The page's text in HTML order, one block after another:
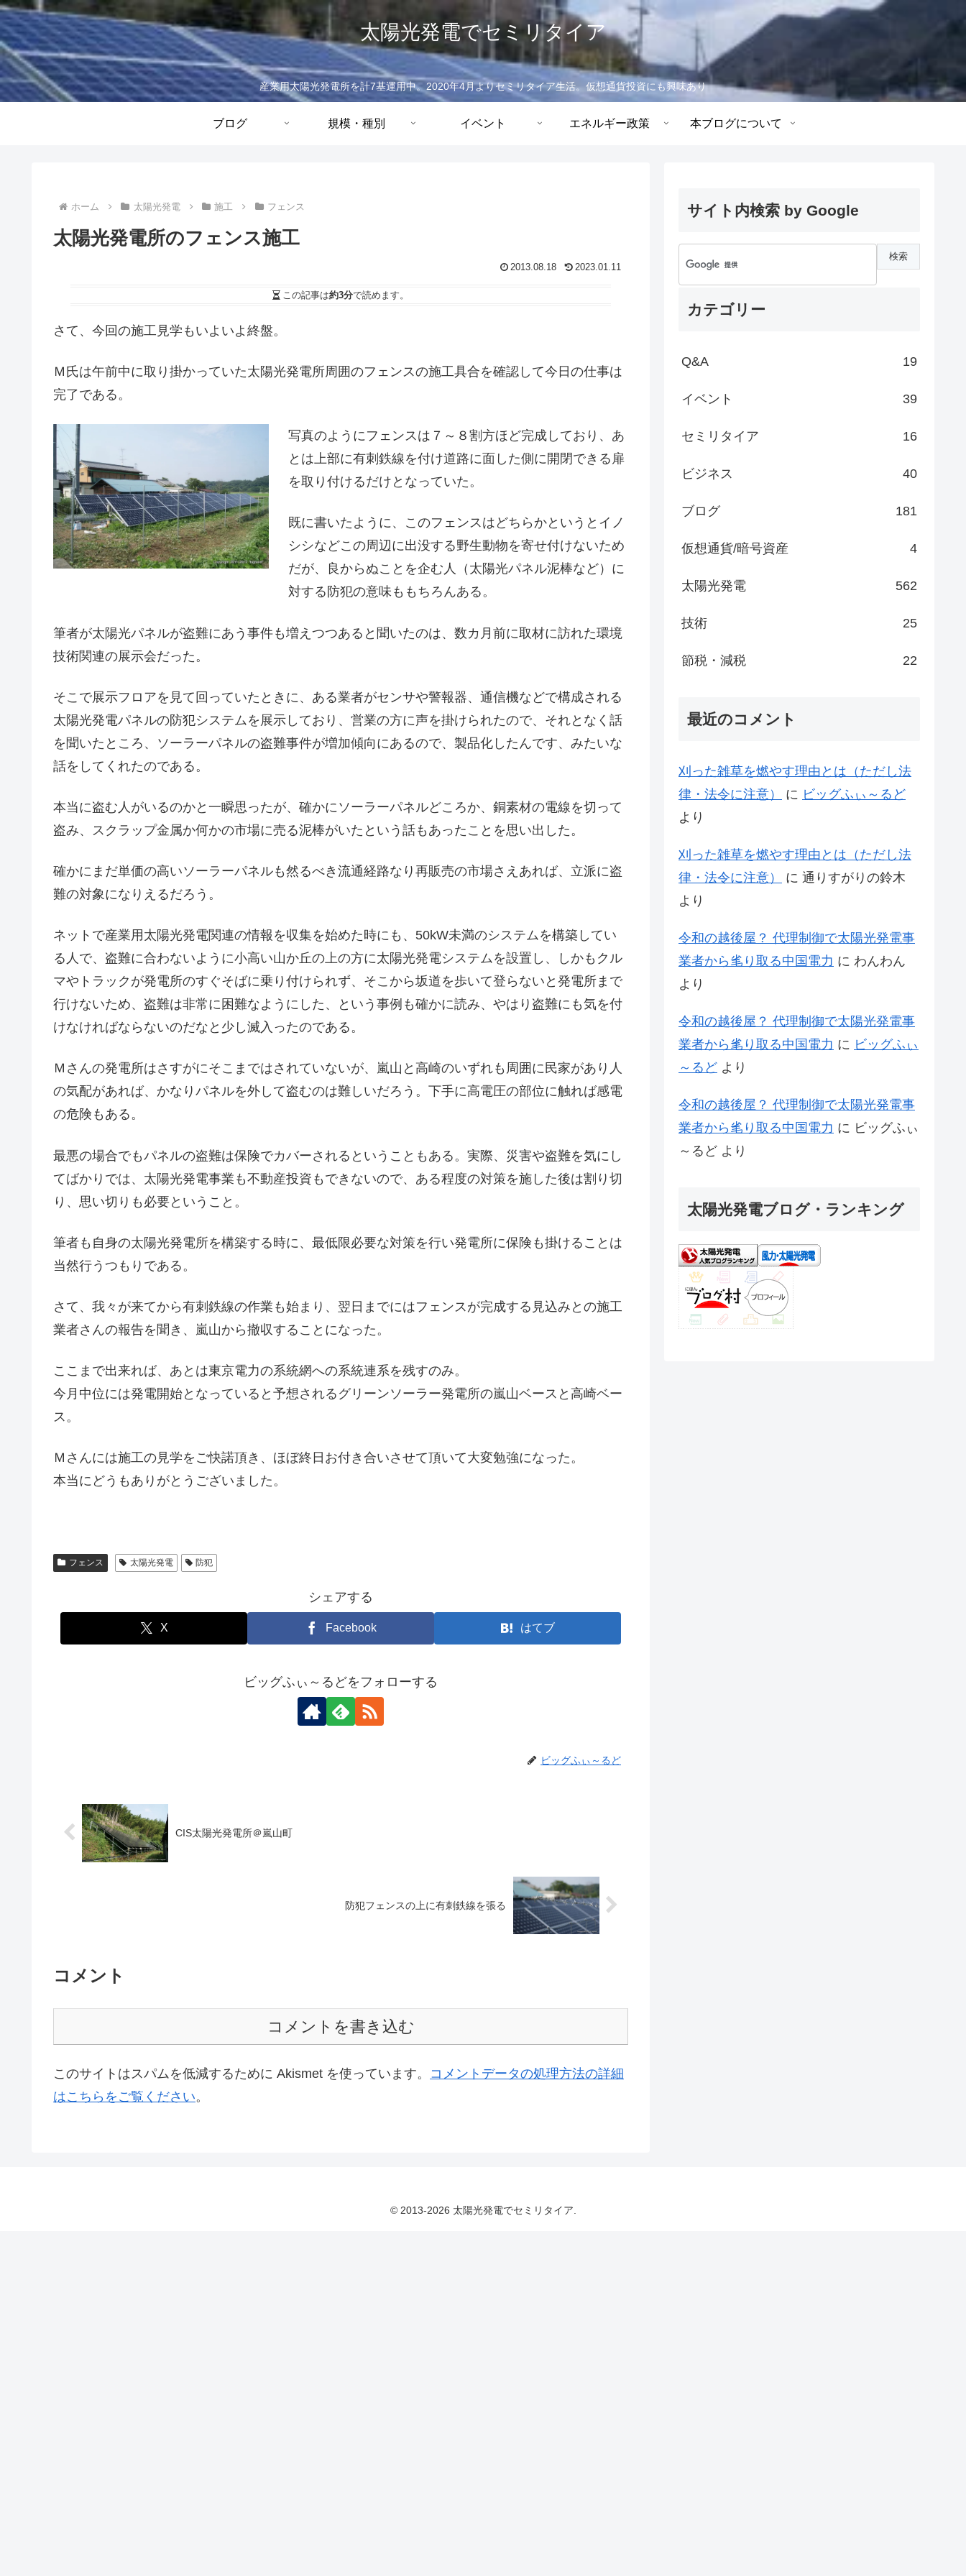
太陽光発電でセミリタイア
産業用太陽光発電所を計7基運用中。2020年4月よりセミリタイア生活。仮想通貨投資にも興味あり
ブログ 規模・種別 イベント エネルギー政策 本ブログについて
ホーム 太陽光発電 施工 フェンス
太陽光発電所のフェンス施工
2013.08.18 2023.01.11
この記事は約3分で読めます。
さて、今回の施工見学もいよいよ終盤。
Ｍ氏は午前中に取り掛かっていた太陽光発電所周囲のフェンスの施工具合を確認して今日の仕事は
完了である。
写真のようにフェンスは７～８割方ほど完成しており、あ
とは上部に有刺鉄線を付け道路に面した側に開閉できる扉
を取り付けるだけとなっていた。
既に書いたように、このフェンスはどちらかというとイノ
シシなどこの周辺に出没する野生動物を寄せ付けないため
だが、良からぬことを企む人（太陽光パネル泥棒など）に
対する防犯の意味ももちろんある。
筆者が太陽光パネルが盗難にあう事件も増えつつあると聞いたのは、数カ月前に取材に訪れた環境
技術関連の展示会だった。
そこで展示フロアを見て回っていたときに、ある業者がセンサや警報器、通信機などで構成される
太陽光発電パネルの防犯システムを展示しており、営業の方に声を掛けられたので、それとなく話
を聞いたところ、ソーラーパネルの盗難事件が増加傾向にあるので、製品化したんです、みたいな
話をしてくれたのである。
本当に盗む人がいるのかと一瞬思ったが、確かにソーラーパネルどころか、銅素材の電線を切って
盗み、スクラップ金属か何かの市場に売る泥棒がいたという話もあったことを思い出した。
確かにまだ単価の高いソーラーパネルも然るべき流通経路なり再販売の市場さえあれば、立派に盗
難の対象になりえるだろう。
ネットで産業用太陽光発電関連の情報を収集を始めた時にも、50kW未満のシステムを構築してい
る人で、盗難に合わないように小高い山か丘の上の方に太陽光発電システムを設置し、しかもクル
マやトラックが発電所のすぐそばに乗り付けられず、そこから坂道を歩いて登らないと発電所まで
行けないため、盗難は非常に困難なようにした、という事例も確かに読み、やはり盗難にも気を付
けなければならないのだなと少し滅入ったのである。
Ｍさんの発電所はさすがにそこまではされていないが、嵐山と高崎のいずれも周囲に民家があり人
の気配があれば、かなりパネルを外して盗むのは難しいだろう。下手に高電圧の部位に触れば感電
の危険もある。
最悪の場合でもパネルの盗難は保険でカバーされるということもある。実際、災害や盗難を気にし
てばかりでは、太陽光発電事業も不動産投資もできないので、ある程度の対策を施した後は割り切
り、思い切りも必要ということ。
筆者も自身の太陽光発電所を構築する時に、最低限必要な対策を行い発電所に保険も掛けることは
当然行うつもりである。
さて、我々が来てから有刺鉄線の作業も始まり、翌日までにはフェンスが完成する見込みとの施工
業者さんの報告を聞き、嵐山から撤収することになった。
ここまで出来れば、あとは東京電力の系統網への系統連系を残すのみ。
今月中位には発電開始となっていると予想されるグリーンソーラー発電所の嵐山ベースと高崎ベー
ス。
Ｍさんには施工の見学をご快諾頂き、ほぼ終日お付き合いさせて頂いて大変勉強になった。
本当にどうもありがとうございました。
フェンス 太陽光発電 防犯
シェアする
X Facebook はてブ
ビッグふぃ～るどをフォローする
ビッグふぃ～るど
CIS太陽光発電所＠嵐山町
防犯フェンスの上に有刺鉄線を張る
コメント
コメントを書き込む
このサイトはスパムを低減するために Akismet を使っています。 コメントデータの処理方法の詳細
はこちらをご覧ください。
サイト内検索 by Google
カテゴリー
Q&A 19
イベント 39
セミリタイア 16
ビジネス 40
ブログ 181
仮想通貨/暗号資産 4
太陽光発電 562
技術 25
節税・減税 22
最近のコメント
刈った雑草を燃やす理由とは（ただし法
律・法令に注意）
に ビッグふぃ～るど
より
刈った雑草を燃やす理由とは（ただし法
律・法令に注意）
に 通りすがりの鈴木
より
令和の越後屋？ 代理制御で太陽光発電事
業者から毟り取る中国電力 に わんわん
より
令和の越後屋？ 代理制御で太陽光発電事
業者から毟り取る中国電力 に ビッグふぃ
～るど より
令和の越後屋？ 代理制御で太陽光発電事
業者から毟り取る中国電力 に ビッグふぃ
～るど より
太陽光発電ブログ・ランキング
© 2013-2026 太陽光発電でセミリタイア.